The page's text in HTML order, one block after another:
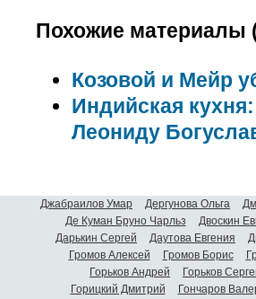
Похожие материалы
Козовой и Мейр
Индийская
Леониду
Джабраилов Умар Дергунова Ольга
Де Куман Бруно Чарльз
Двоскин
Дарькин Сергей
Даутова Евгения
Громов Алексей
Громов Борис
Горьков Андрей
Горьков
Горицкий Дмитрий
Гончаров